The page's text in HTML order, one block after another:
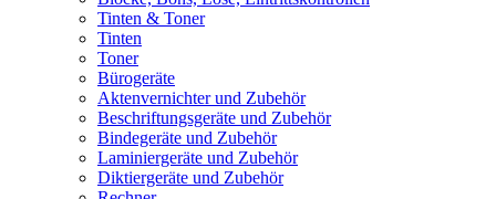
Tinten & Toner
Tinten
Toner
Bürogeräte
Aktenvernichter und Zubehör
Beschriftungsgeräte und Zubehör
Bindegeräte und Zubehör
Laminiergeräte und Zubehör
Diktiergeräte und Zubehör